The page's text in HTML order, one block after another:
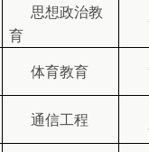
思想政治教
育
体育教育
通信工程